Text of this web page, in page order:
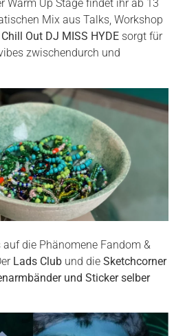
Warm Up Stage findet ihr ab 13
Mix aus Talks, Workshop
Chill Out DJ MISS HYDE sorgt für
zwischendurch und
die Phänomene Fandom &
Lads Club und die Sketchcorner
und Sticker selber